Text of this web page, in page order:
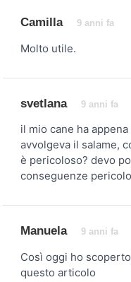
Camilla 9 anni fa
Molto utile.
svetlana 9 anni fa
il mio cane ha
avvolgeva il salame,
è pericoloso? devo
conseguenze
Manuela 9 anni fa
Così oggi ho
questo articolo